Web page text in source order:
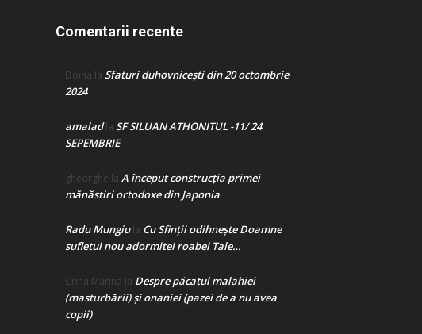
Comentarii recente
Doina la Sfaturi duhovnicești din 20 octombrie
2024
amaladla SF SILUAN ATHONITUL -11/ 24
SEPEMBRIE
gheorghe la A început construcţia primei
mănăstiri ortodoxe din Japonia
Radu Mungiula Cu Sfinții odihnește Doamne
sufletul nou adormitei roabei Tale…
Crina Marina la Despre păcatul malahiei
(masturbării) şi onaniei (pazei de a nu avea
copii)